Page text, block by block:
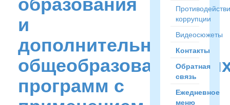
и
дополнительных
программ с
коррупции
Видеосюжеты
Контакты
Обратная
связь
Ежедневное
меню